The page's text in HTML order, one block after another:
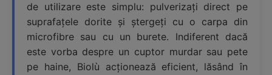
de utilizare este simplu: pulverizați direct pe
suprafațele dorite și ștergeți cu o carpa din
microfibre sau cu un burete. Indiferent dacă
este vorba despre un cuptor murdar sau pete
pe haine, Biolù acționează eficient, lăsând în